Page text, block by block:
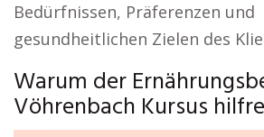
Bedürfnissen, Präferenzen und
gesundheitlichen Zielen des
Warum der
Vöhrenbach Kursus